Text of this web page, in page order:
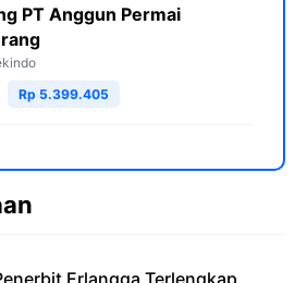
PT Anggun Permai
Rp 5.399.405
Erlangga Terlengkap